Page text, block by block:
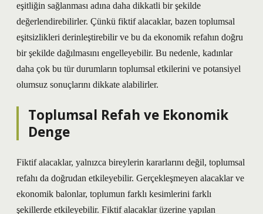
eşitliğin sağlanması adına daha dikkatli bir şekilde
değerlendirebilirler. Çünkü fiktif alacaklar, bazen toplumsal
eşitsizlikleri derinleştirebilir ve bu da ekonomik refahın doğru
bir şekilde dağılmasını engelleyebilir. Bu nedenle, kadınlar
daha çok bu tür durumların toplumsal etkilerini ve potansiyel
olumsuz sonuçlarını dikkate alabilirler.
Toplumsal Refah ve Ekonomik
Denge
Fiktif alacaklar, yalnızca bireylerin kararlarını değil, toplumsal
refahı da doğrudan etkileyebilir. Gerçekleşmeyen alacaklar ve
ekonomik balonlar, toplumun farklı kesimlerini farklı
şekillerde etkileyebilir. Fiktif alacaklar üzerine yapılan